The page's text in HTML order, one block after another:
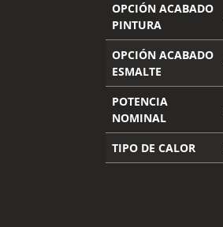
OPCIÓN ACABADO
PINTURA
OPCIÓN ACABADO
ESMALTE
POTENCIA
NOMINAL
TIPO DE CALOR